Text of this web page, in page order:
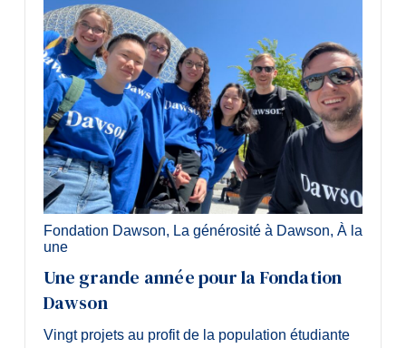
Fondation Dawson, La générosité à Dawson, À la
une
Une grande année pour la Fondation
Dawson
Vingt projets au profit de la population étudiante